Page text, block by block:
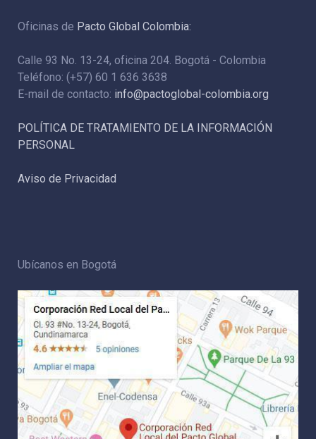
Oficinas de Pacto Global Colombia:
Calle 93 No. 13-24, oficina 204. Bogotá - Colombia
Teléfono: (+57) 60 1 636 3638
E-mail de contacto: info@pactoglobal-colombia.org
POLÍTICA DE TRATAMIENTO DE LA INFORMACIÓN
PERSONAL
Aviso de Privacidad
Ubícanos en Bogotá